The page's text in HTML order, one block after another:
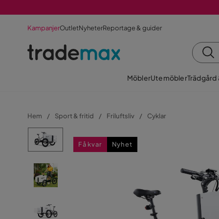
KampanjerOutletNyheterReportage & guider
MöblerUtemöblerTrädgård
Hem Sport & fritid Friluftsliv Cyklar
Få kvar Nyhet